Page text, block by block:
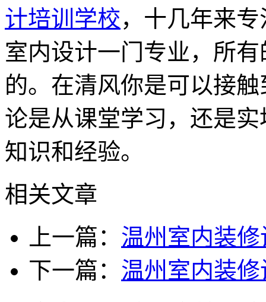
计培训学校，十几年来
室内设计一门专业，所
的。在清风你是可以接
论是从课堂学习，还是
知识和经验。
相关文章
上一篇： 温州室内装
下一篇： 温州室内装